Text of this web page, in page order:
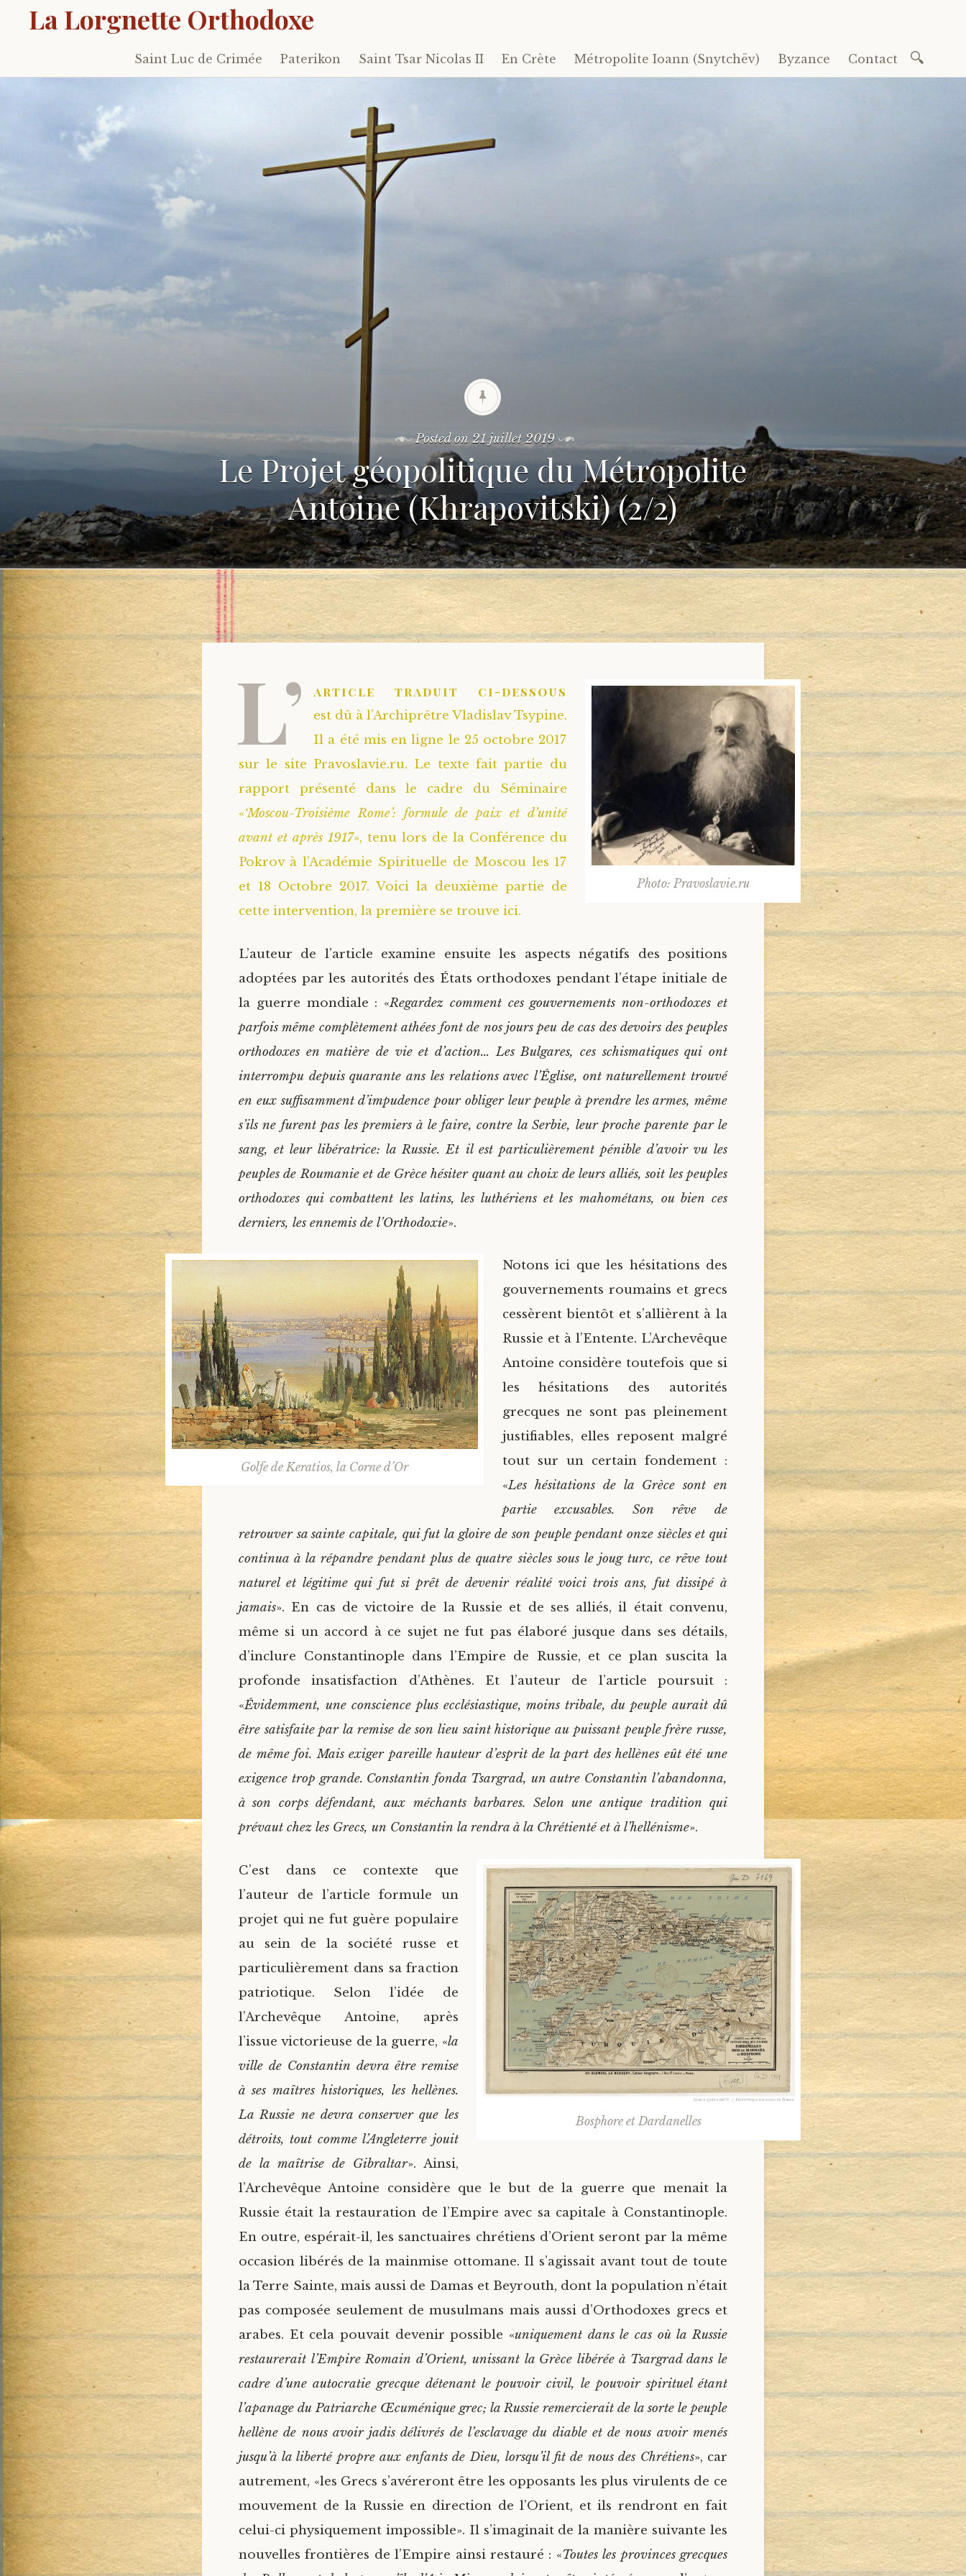
La Lorgnette Orthodoxe
Skip
to
Saint Luc de Crimée Paterikon Saint Tsar Nicolas II En Crète Métropolite Ioann (Snytchëv) Byzance Contact
Posted on21 juillet 2019
Le Projet géopolitique du Métropolite
Antoine (Khrapovitski) (2/2)
Photo: Pravoslavie.ru
L’ article traduit ci-dessous
est dû à l’Archiprêtre Vladislav Tsypine.
Il a été mis en ligne le 25 octobre 2017
sur le site Pravoslavie.ru. Le texte fait partie du
rapport présenté dans le cadre du Séminaire
«‘Moscou-Troisième Rome’: formule de paix et d’unité
avant et après 1917», tenu lors de la Conférence du
Pokrov à l’Académie Spirituelle de Moscou les 17
et 18 Octobre 2017. Voici la deuxième partie de
cette intervention, la première se trouve ici.
L’auteur de l’article examine ensuite les aspects négatifs des positions
adoptées par les autorités des États orthodoxes pendant l’étape initiale de
la guerre mondiale : «Regardez comment ces gouvernements non-orthodoxes et
parfois même complètement athées font de nos jours peu de cas des devoirs des peuples
orthodoxes en matière de vie et d’action… Les Bulgares, ces schismatiques qui ont
interrompu depuis quarante ans les relations avec l’Église, ont naturellement trouvé
en eux suffisamment d’impudence pour obliger leur peuple à prendre les armes, même
s’ils ne furent pas les premiers à le faire, contre la Serbie, leur proche parente par le
sang, et leur libératrice: la Russie. Et il est particulièrement pénible d’avoir vu les
peuples de Roumanie et de Grèce hésiter quant au choix de leurs alliés, soit les peuples
orthodoxes qui combattent les latins, les luthériens et les mahométans, ou bien ces
derniers, les ennemis de l’Orthodoxie».
Golfe de Keratios, la Corne d’Or
Notons ici que les hésitations des
gouvernements roumains et grecs
cessèrent bientôt et s’allièrent à la
Russie et à l’Entente. L’Archevêque
Antoine considère toutefois que si
les hésitations des autorités
grecques ne sont pas pleinement
justifiables, elles reposent malgré
tout sur un certain fondement :
«Les hésitations de la Grèce sont en
partie excusables. Son rêve de
retrouver sa sainte capitale, qui fut la gloire de son peuple pendant onze siècles et qui
continua à la répandre pendant plus de quatre siècles sous le joug turc, ce rêve tout
naturel et légitime qui fut si prêt de devenir réalité voici trois ans, fut dissipé à
jamais». En cas de victoire de la Russie et de ses alliés, il était convenu,
même si un accord à ce sujet ne fut pas élaboré jusque dans ses détails,
d’inclure Constantinople dans l’Empire de Russie, et ce plan suscita la
profonde insatisfaction d’Athènes. Et l’auteur de l’article poursuit :
«Évidemment, une conscience plus ecclésiastique, moins tribale, du peuple aurait dû
être satisfaite par la remise de son lieu saint historique au puissant peuple frère russe,
de même foi. Mais exiger pareille hauteur d’esprit de la part des hellènes eût été une
exigence trop grande. Constantin fonda Tsargrad, un autre Constantin l’abandonna,
à son corps défendant, aux méchants barbares. Selon une antique tradition qui
prévaut chez les Grecs, un Constantin la rendra à la Chrétienté et à l’hellénisme».
Bosphore et Dardanelles
C’est dans ce contexte que
l’auteur de l’article formule un
projet qui ne fut guère populaire
au sein de la société russe et
particulièrement dans sa fraction
patriotique. Selon l’idée de
l’Archevêque Antoine, après
l’issue victorieuse de la guerre, «la
ville de Constantin devra être remise
à ses maîtres historiques, les hellènes.
La Russie ne devra conserver que les
détroits, tout comme l’Angleterre jouit
de la maîtrise de Gibraltar». Ainsi,
l’Archevêque Antoine considère que le but de la guerre que menait la
Russie était la restauration de l’Empire avec sa capitale à Constantinople.
En outre, espérait-il, les sanctuaires chrétiens d’Orient seront par la même
occasion libérés de la mainmise ottomane. Il s’agissait avant tout de toute
la Terre Sainte, mais aussi de Damas et Beyrouth, dont la population n’était
pas composée seulement de musulmans mais aussi d’Orthodoxes grecs et
arabes. Et cela pouvait devenir possible «uniquement dans le cas où la Russie
restaurerait l’Empire Romain d’Orient, unissant la Grèce libérée à Tsargrad dans le
cadre d’une autocratie grecque détenant le pouvoir civil, le pouvoir spirituel étant
l’apanage du Patriarche Œcuménique grec; la Russie remercierait de la sorte le peuple
hellène de nous avoir jadis délivrés de l’esclavage du diable et de nous avoir menés
jusqu’à la liberté propre aux enfants de Dieu, lorsqu’il fit de nous des Chrétiens», car
autrement, «les Grecs s’avéreront être les opposants les plus virulents de ce
mouvement de la Russie en direction de l’Orient, et ils rendront en fait
celui-ci physiquement impossible». Il s’imaginait de la manière suivante les
nouvelles frontières de l’Empire ainsi restauré : «Toutes les provinces grecques